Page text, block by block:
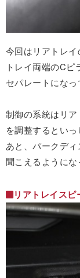
今回はリアトレイ
トレイ両端のC
セパレートになっ
制御の系統はリ
を調整するといっ
あと、パークデ
聞こえるようにな
リアトレイスピ